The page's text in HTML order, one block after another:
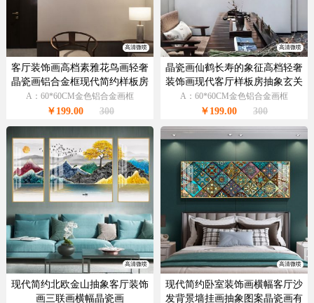
高清微喷
客厅装饰画高档素雅花鸟画轻奢
晶瓷画铝合金框现代简约样板房
抽象玄关走廊挂画
A：60*60CM金色铝合金画框
￥199.00 300
高清微喷
晶瓷画仙鹤长寿的象征高档轻奢
装饰画现代客厅样板房抽象玄关
走廊挂画铝合金框
A：60*60CM金色铝合金画框
￥199.00 300
高清微喷
现代简约北欧金山抽象客厅装饰
画三联画横幅晶瓷画
高清微喷
现代简约卧室装饰画横幅客厅沙
发背景墙挂画抽象图案晶瓷画有